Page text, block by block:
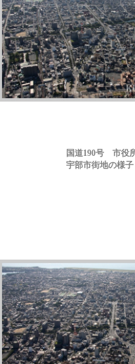
国道190号 市役所
宇部市街地の様子